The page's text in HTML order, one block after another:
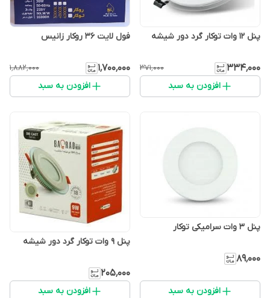
پنل 12 وات توکار گرد دور شیشه
۳۳۴٬۰۰۰ ۳۷۱٬۰۰۰
افزودن به سبد
فول لایت ۳۶ روکار زانیس
۱٬۷۰۰٬۰۰۰ ۱٬۸۸۲٬۰۰۰
افزودن به سبد
پنل 3 وات سرامیکی توکار
۸۹٬۰۰۰
افزودن به سبد
پنل 9 وات توکار گرد دور شیشه
۲۰۵٬۰۰۰
افزودن به سبد